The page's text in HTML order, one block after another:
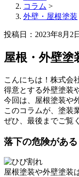
コラム >
外壁・屋根塗装
投稿日：2023年8月2日
屋根・外壁塗
こんにちは！株式会
得意とする外壁塗装
今回は、屋根塗装や
このコラムが、塗装
ぜひ、最後までご覧
落下の危険がある
屋根塗装や外壁塗装